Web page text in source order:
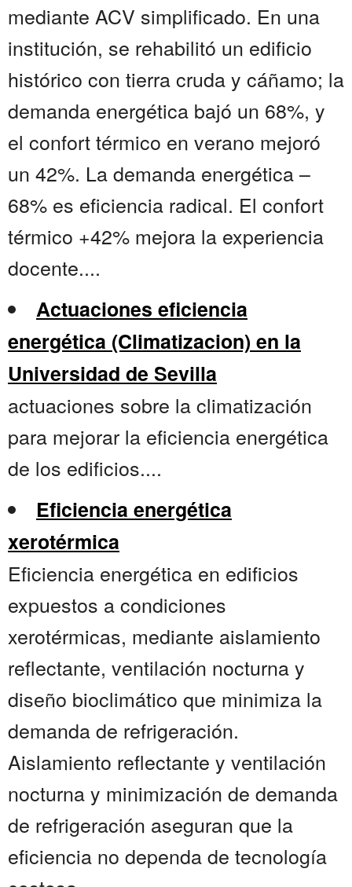
mediante ACV simplificado. En una
institución, se rehabilitó un edificio
histórico con tierra cruda y cáñamo; la
demanda energética bajó un 68%, y
el confort térmico en verano mejoró
un 42%. La demanda energética –
68% es eficiencia radical. El confort
térmico +42% mejora la experiencia
docente....
Actuaciones eficiencia
energética (Climatizacion) en la
Universidad de Sevilla
actuaciones sobre la climatización
para mejorar la eficiencia energética
de los edificios....
Eficiencia energética
xerotérmica
Eficiencia energética en edificios
expuestos a condiciones
xerotérmicas, mediante aislamiento
reflectante, ventilación nocturna y
diseño bioclimático que minimiza la
demanda de refrigeración.
Aislamiento reflectante y ventilación
nocturna y minimización de demanda
de refrigeración aseguran que la
eficiencia no dependa de tecnología